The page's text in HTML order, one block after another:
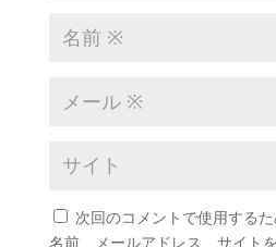
次回のコメントで使用する
名前、メールアドレス、サイトを